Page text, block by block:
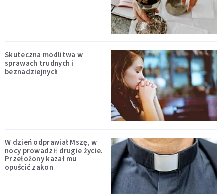
Skuteczna modlitwa w
sprawach trudnych i
beznadziejnych
W dzień odprawiał Mszę, w
nocy prowadził drugie życie.
Przełożony kazał mu
opuścić zakon